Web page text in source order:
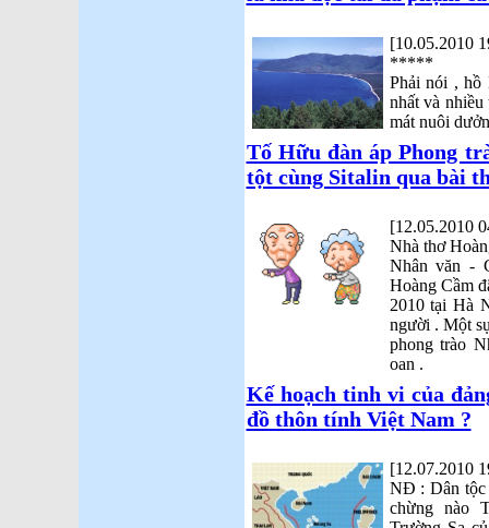
[10.05.2010
*****
Phải nói , hồ
nhất và
mát nuôi
Tố Hữu đàn áp Phong
tột cùng Sitalin qua bài
[12.05.2010
Nhà thơ
Nhân văn -
Hoàng Cầm
2010 tại Hà
người . Một
phong trào
oan .
Kế hoạch tinh vi của
đồ thôn tính Việt Nam ?
[12.07.2010
NĐ : Dân tộc
chừng nào